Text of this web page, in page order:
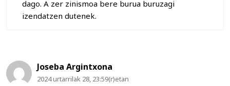
dago. A zer zinismoa bere burua buruzagi
izendatzen dutenek.
Joseba Argintxona
2024 urtarrilak 28, 23:59(r)etan